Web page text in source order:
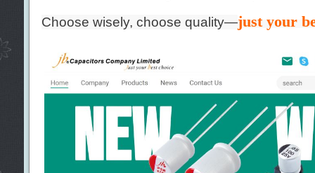
Choose wisely, choose quality—just your